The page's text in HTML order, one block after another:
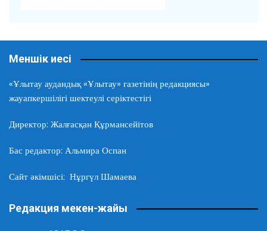
Меншік иесі
«Ұлытау аудандық «Ұлытау» газетінің редакциясы»
жауапкершілігі шектеулі серіктестігі
Директор: Жалғасқан Құрмансейітов
Бас редактор: Альмира Оспан
Сайт әкімшісі: Нұргүл Шамаева
Редакция мекен-жайы